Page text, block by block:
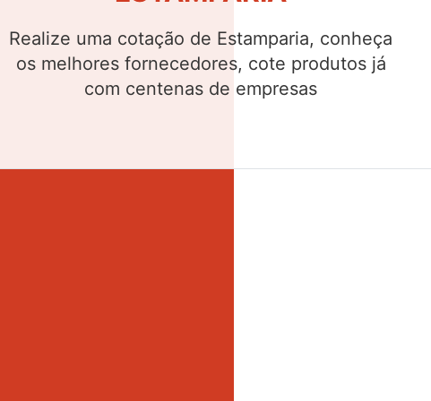
Realize uma cotação de CNC, conheça os
melhores fornecedores, cote produtos já com
centenas de empresas